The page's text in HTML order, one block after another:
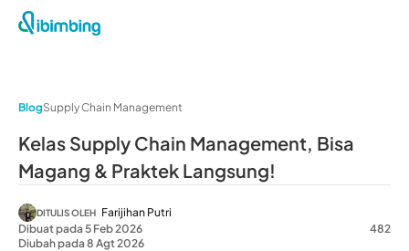
BlogSupply Chain Management
Kelas Supply Chain Management, Bisa
Magang & Praktek Langsung!
DITULIS OLEH Farijihan Putri
Dibuat pada 5 Feb 2026
Diubah pada 8 Agt 2026
482